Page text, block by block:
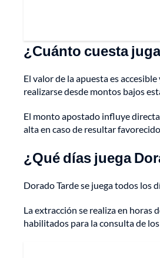
¿Cuánto cuesta
El valor de la apuesta es
realizarse desde montos bajos
El monto apostado influye
alta en caso de resultar
¿Qué días juega
Dorado Tarde se juega todos los
La extracción se realiza en horas
habilitados para la consulta de